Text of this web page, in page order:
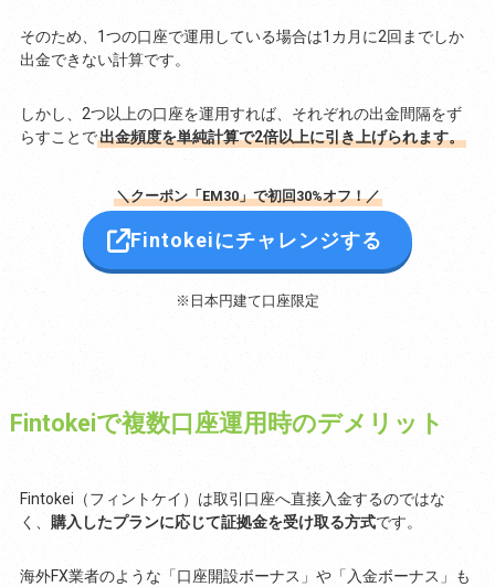
そのため、1つの口座で運用している場合は1カ月に2回までしか
出金できない計算です。
しかし、2つ以上の口座を運用すれば、それぞれの出金間隔をず
らすことで出金頻度を単純計算で2倍以上に引き上げられます。
＼クーポン「EM30」で初回30%オフ！／
Fintokeiにチャレンジする
※日本円建て口座限定
Fintokeiで複数口座運用時のデメリット
Fintokei（フィントケイ）は取引口座へ直接入金するのではな
く、 購入したプランに応じて証拠金を受け取る方式です。
海外FX業者のような「口座開設ボーナス」や「入金ボーナス」も